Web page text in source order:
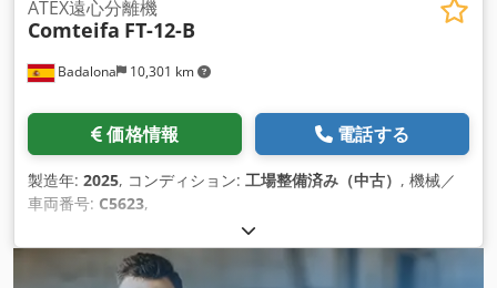
Badalona 10,301 km
ATEX遠心分離機
Comteifa FT-12-B
価格情報 電話する
製造年: 2025, コンディション: 工場整備済み（中古） , 機械／
車両番号: C5623,